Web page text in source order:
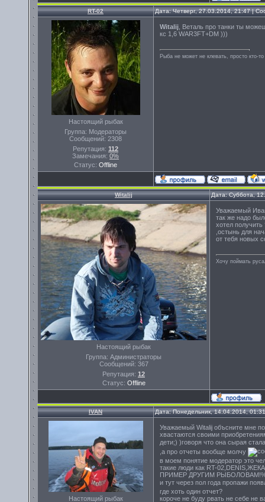
RT-02 Дата: Четверг, 27.03.2014, 21:47 |
Настоящий рыбак
Группа: Модераторы
Сообщений: 2308
Репутация: 112
Замечания: 0%
Статус: Offline
Witalij , Веталь про танки ты
кс 1,6 WAR3FT+DM )))
Рыба не может не клевать, просто кто-
Witalij Дата: Суббота,
Настоящий рыбак
Группа: Администраторы
Сообщений: 367
Репутация: 12
Статус: Offline
Уважаемый
так же надо
хотел
,остынь для
от тебя новых
Хочу поймать
IVAN Дата: Понедельник, 14.04.2014,
Настоящий рыбак
Уважаемый Witalij объсните мне
хвастаются своими
дети;) )говоря что она сырая
,а про отчеты вообще молчу
в моем понятие модератор это
такие люди как RT-
ПРИМЕР ДРУГИМ
и тут через пол года пропажи
где хоть один отчет?
короче не буду рвать не себе не